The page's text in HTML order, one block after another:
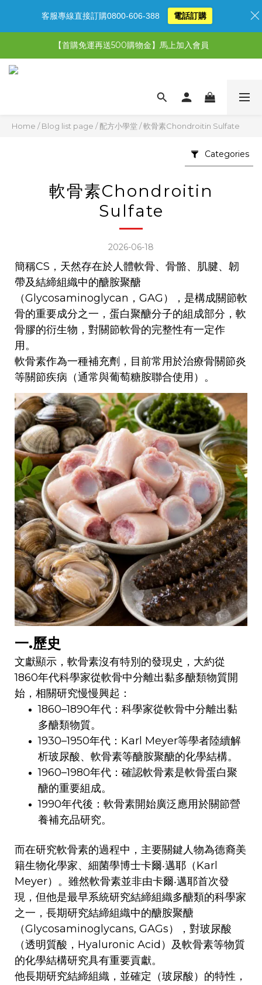
【限時特惠】全館滿1,000送500購物金！
【限時特惠】超值5選3，最高現省1,770元
【首購免運再送500購物金】馬上加入會員
Home /Blog list page /配方小學堂/軟骨素Chondroitin Sulfate
Categories
軟骨素Chondroitin
Sulfate
2026-06-18
簡稱CS，天然存在於人體軟骨、骨骼、肌腱、韌
帶及結締組織中的醣胺聚醣
（Glycosaminoglycan，GAG），是構成關節軟
骨的重要成分之一，蛋白聚醣分子的組成部分，軟
骨膠的衍生物，對關節軟骨的完整性有一定作
用。
軟骨素作為一種補充劑，目前常用於治療骨關節炎
等關節疾病（通常與葡萄糖胺聯合使用）。
一.歷史
文獻顯示，軟骨素沒有特別的發現史，大約從
1860年代科學家從軟骨中分離出黏多醣類物質開
始，相關研究慢慢興起：
1860–1890年代：科學家從軟骨中分離出黏
多醣類物質。
1930–1950年代：Karl Meyer等學者陸續解
析玻尿酸、軟骨素等醣胺聚醣的化學結構。
1960–1980年代：確認軟骨素是軟骨蛋白聚
醣的重要組成。
1990年代後：軟骨素開始廣泛應用於關節營
養補充品研究。
而在研究軟骨素的過程中，主要關鍵人物為德裔美
籍生物化學家、細菌學博士卡爾‧邁耶（Karl
Meyer）。雖然軟骨素並非由卡爾‧邁耶首次發
現，但他是最早系統研究結締組織多醣類的科學家
之一，長期研究結締組織中的醣胺聚醣
（Glycosaminoglycans, GAGs），對玻尿酸
（透明質酸，Hyaluronic Acid）及軟骨素等物質
的化學結構研究具有重要貢獻。
他長期研究結締組織，並確定（玻尿酸）的特性，
客服專線直接訂購0800-606-388 電話訂購